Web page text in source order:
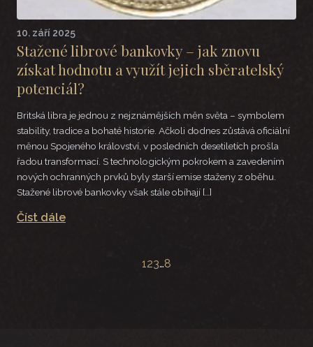
10. září 2025
Stažené librové bankovky – jak znovu
získat hodnotu a využít jejich sběratelský
potenciál?
Britská libra je jednou z nejznámějších měn světa – symbolem
stability, tradice a bohaté historie. Ačkoli dodnes zůstává oficiální
měnou Spojeného království, v posledních desetiletích prošla
řadou transformací. S technologickým pokrokem a zavedením
nových ochranných prvků byly starší emise staženy z oběhu.
Stažené librové bankovky však stále obíhají […]
Číst dále
123…8